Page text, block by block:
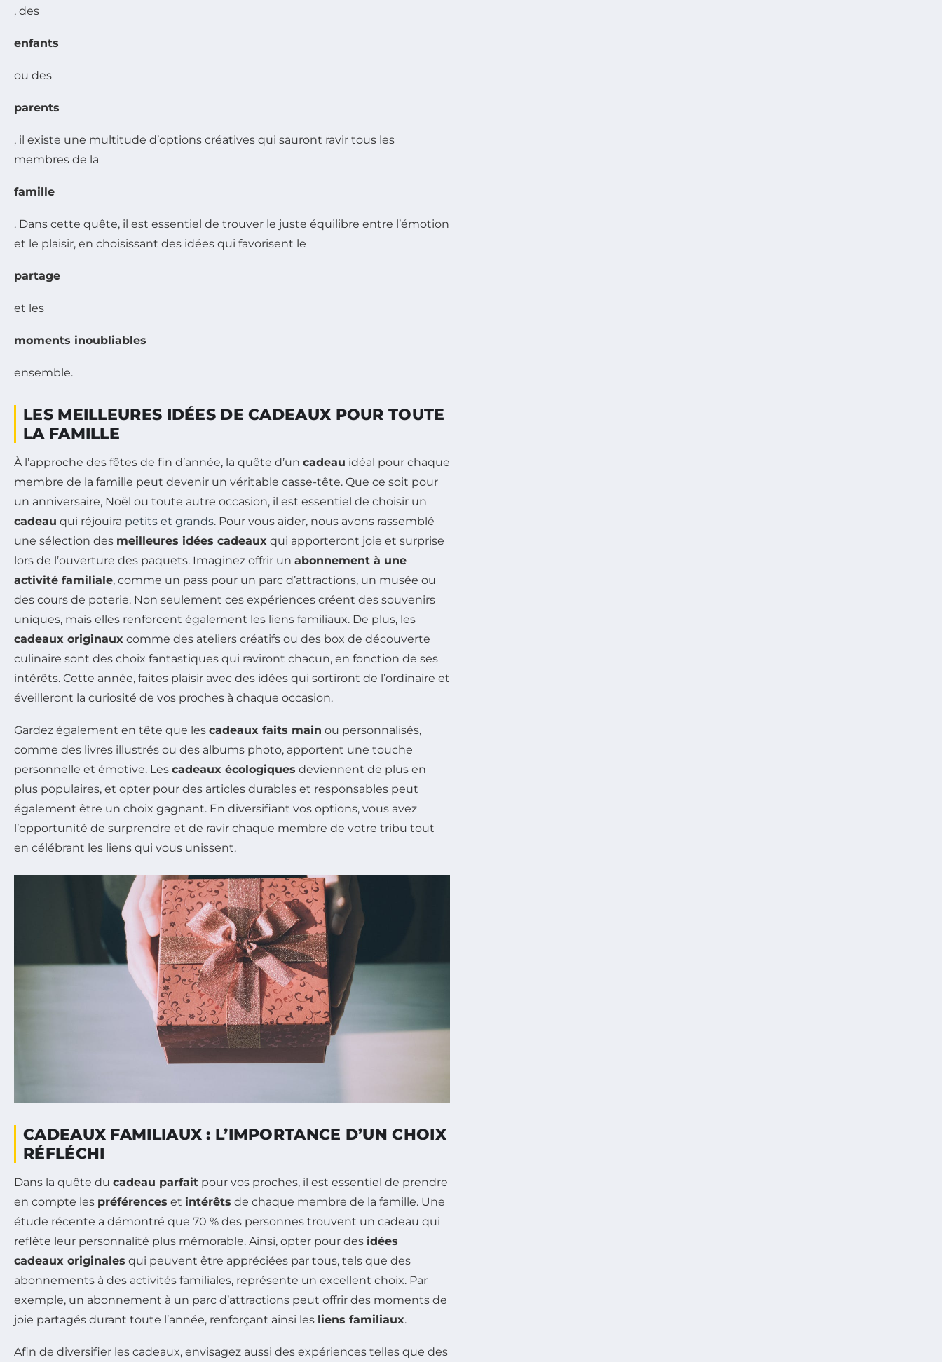
, des
enfants
ou des
parents
, il existe une multitude d’options créatives qui sauront ravir tous les
membres de la
famille
. Dans cette quête, il est essentiel de trouver le juste équilibre entre l’émotion
et le plaisir, en choisissant des idées qui favorisent le
partage
et les
moments inoubliables
ensemble.
LES MEILLEURES IDÉES DE CADEAUX POUR TOUTE
LA FAMILLE
À l’approche des fêtes de fin d’année, la quête d’un cadeau idéal pour chaque
membre de la famille peut devenir un véritable casse-tête. Que ce soit pour
un anniversaire, Noël ou toute autre occasion, il est essentiel de choisir un
cadeau qui réjouira petits et grands. Pour vous aider, nous avons rassemblé
une sélection des meilleures idées cadeaux qui apporteront joie et surprise
lors de l’ouverture des paquets. Imaginez offrir un abonnement à une
activité familiale, comme un pass pour un parc d’attractions, un musée ou
des cours de poterie. Non seulement ces expériences créent des souvenirs
uniques, mais elles renforcent également les liens familiaux. De plus, les
cadeaux originaux comme des ateliers créatifs ou des box de découverte
culinaire sont des choix fantastiques qui raviront chacun, en fonction de ses
intérêts. Cette année, faites plaisir avec des idées qui sortiront de l’ordinaire et
éveilleront la curiosité de vos proches à chaque occasion.
Gardez également en tête que les cadeaux faits main ou personnalisés,
comme des livres illustrés ou des albums photo, apportent une touche
personnelle et émotive. Les cadeaux écologiques deviennent de plus en
plus populaires, et opter pour des articles durables et responsables peut
également être un choix gagnant. En diversifiant vos options, vous avez
l’opportunité de surprendre et de ravir chaque membre de votre tribu tout
en célébrant les liens qui vous unissent.
CADEAUX FAMILIAUX : L’IMPORTANCE D’UN CHOIX
RÉFLÉCHI
Dans la quête du cadeau parfait pour vos proches, il est essentiel de prendre
en compte les préférences et intérêts de chaque membre de la famille. Une
étude récente a démontré que 70 % des personnes trouvent un cadeau qui
reflète leur personnalité plus mémorable. Ainsi, opter pour des idées
cadeaux originales qui peuvent être appréciées par tous, tels que des
abonnements à des activités familiales, représente un excellent choix. Par
exemple, un abonnement à un parc d’attractions peut offrir des moments de
joie partagés durant toute l’année, renforçant ainsi les liens familiaux.
Afin de diversifier les cadeaux, envisagez aussi des expériences telles que des